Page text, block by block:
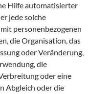
Hilfe automatisierter
jede solche
personenbezogenen
die Organisation, das
oder Veränderung,
die
oder eine
Abgleich oder die